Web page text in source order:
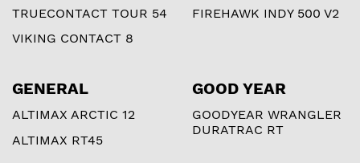
TRUECONTACT TOUR 54
VIKING CONTACT 8
FIREHAWK INDY 500 V2
GENERAL
ALTIMAX ARCTIC 12
ALTIMAX RT45
GOOD YEAR
GOODYEAR WRANGLER
DURATRAC RT